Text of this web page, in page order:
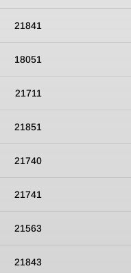
21841
18051
21711
21851
21740
21741
21563
21843